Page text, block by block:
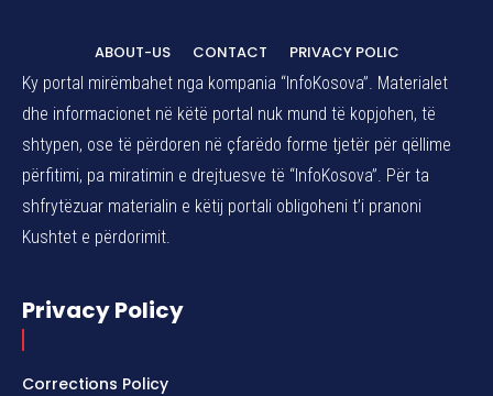
ABOUT-US CONTACT
PRIVACY POLIC
Ky portal mirëmbahet nga kompania “InfoKosova”. Materialet
dhe informacionet në këtë portal nuk mund të kopjohen, të
shtypen, ose të përdoren në çfarëdo forme tjetër për qëllime
përfitimi, pa miratimin e drejtuesve të “InfoKosova”. Për ta
shfrytëzuar materialin e këtij portali obligoheni t’i pranoni
Kushtet e përdorimit.
Privacy Policy
Corrections Policy